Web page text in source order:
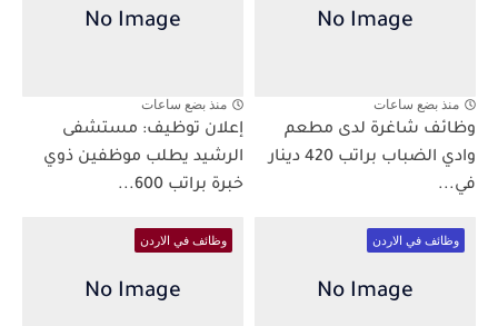
منذ بضع ساعات
وظائف شاغرة لدى مطعم
وادي الضباب براتب 420 دينار
في...
منذ بضع ساعات
إعلان توظيف: مستشفى
الرشيد يطلب موظفين ذوي
خبرة براتب 600...
وظائف في الاردن وظائف في الاردن